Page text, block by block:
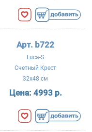
Арт. b722
Luca-S
Счетный Крест
32x48 см
Цена: 4993 р.